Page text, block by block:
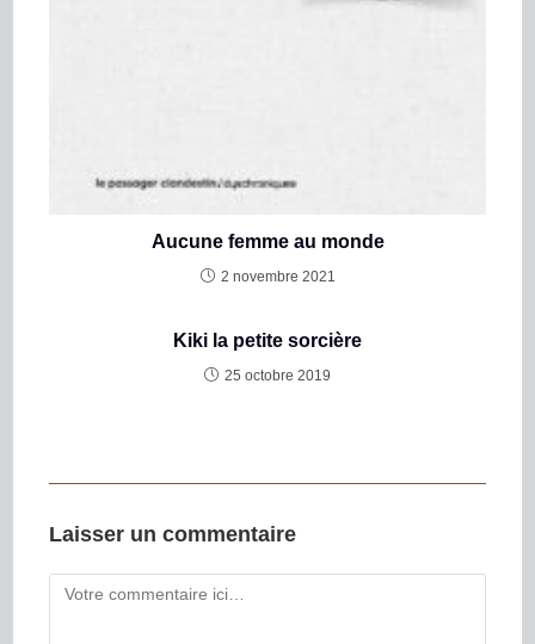
Aucune femme au monde
2 novembre 2021
Kiki la petite sorcière
25 octobre 2019
Laisser un commentaire